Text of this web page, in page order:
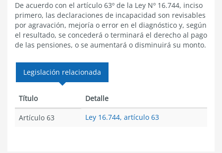
De acuerdo con el artículo 63º de la Ley Nº 16.744, inciso
primero, las declaraciones de incapacidad son revisables
por agravación, mejoría o error en el diagnóstico y, según
el resultado, se concederá o terminará el derecho al pago
de las pensiones, o se aumentará o disminuirá su monto.
Legislación relacionada
Título Detalle
Artículo 63 Ley 16.744, artículo 63